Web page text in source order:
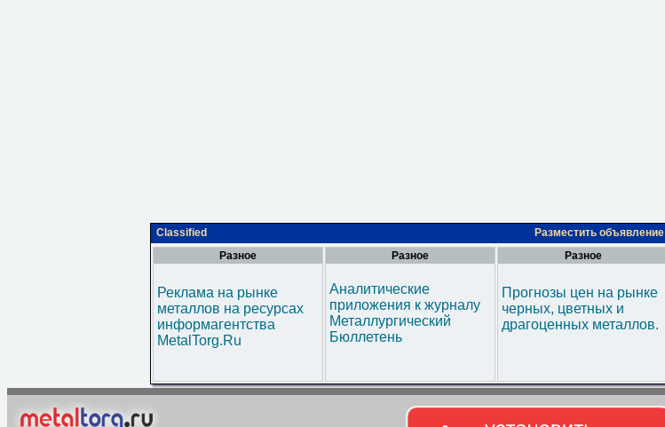
Classified
Разместить объявление
Разное
Реклама на рынке
металлов на ресурсах
информагентства
MetalTorg.Ru
Разное
Аналитические
приложения к журналу
Металлургический
Бюллетень
Разное
Прогнозы цен на рынке
черных, цветных и
драгоценных металлов.